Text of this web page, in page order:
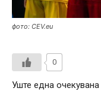
фото: CEV.eu
0
Уште една